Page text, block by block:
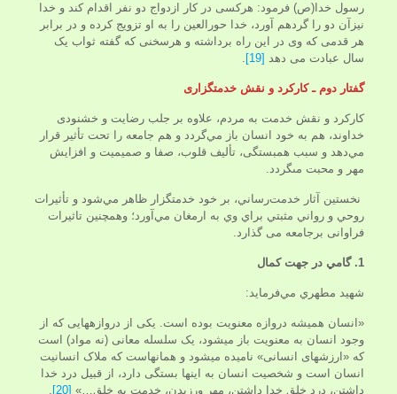
رسول خدا(ص) فرمود: هرکسی در کار ازدواج دو نفر اقدام کند و خدا
نیزآن دو را گردهم آورد، خدا حورالعین را به او تزویج کرده و در برابر
هر قدمی که وی در این راه برداشته و هرسخنی که گفته ثواب یک
سال عبادت می دهد [19]
.
گفتار دوم ـ کارکرد و نقش خدمتگزاری
کارکرد و نقش خدمت به مردم، علاوه بر جلب رضايت و خشنودى
خداوند، هم به خود انسان باز مي‌گردد و هم جامعه را تحت تأثير قرار
مي‌دهد و سبب همبستگى، تأليف قلوب، صفا و صميميت و افزايش
مهر و محبت مى‏گردد.
نخستين آثار خدمت‌رساني، بر خود خدمتگزار ظاهر مي‌شود و تأثيرات
روحي و رواني مثبتي براي وي به ارمغان مي‌آورد؛ وهمچنین تاثیرات
فراوانی برجامعه می گذارد.
1. گامي در جهت كمال
شهيد مطهري مي‌فرمايد:
«انسان همیشه دروازه معنویت بوده است. یکی از دروازه‏هایی که از
وجود انسان به معنویت باز می­شود، یک سلسله معانی (نه مواد) است
که «ارزشهای انسانی» نامیده می‏شود و همانهاست که ملاک انسانیت
انسان است و شخصیت انسان به اینها بستگی دارد، از قبیل درد خدا
داشتن، درد خلق خدا داشتن، مهر ورزیدن، خدمت به خلق…» [20]
.